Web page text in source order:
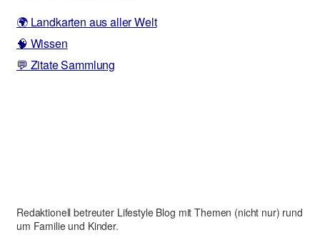
🌍 Landkarten aus aller Welt
🧠 Wissen
💬 Zitate Sammlung
Redaktionell betreuter Lifestyle Blog mit Themen (nicht nur) rund
um Familie und Kinder.